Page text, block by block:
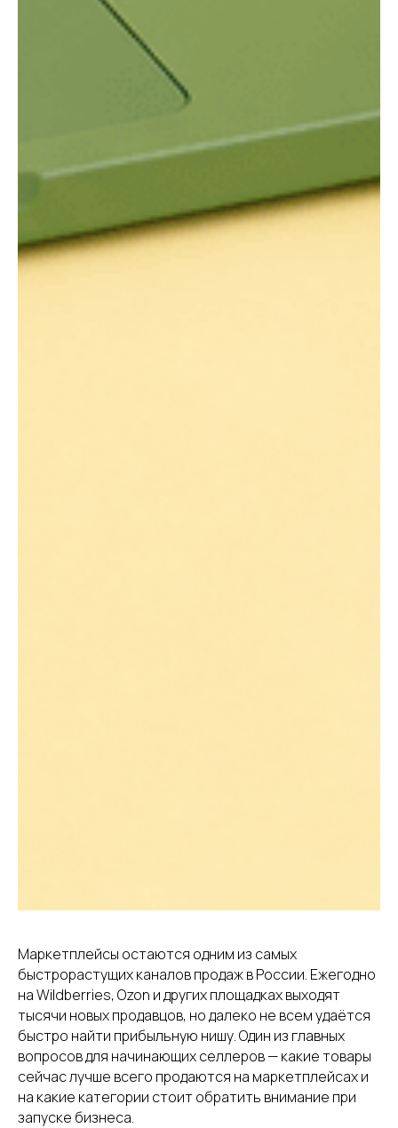
Маркетплейсы остаются одним из самых
быстрорастущих каналов продаж в России. Ежегодно
на Wildberries, Ozon и других площадках выходят
тысячи новых продавцов, но далеко не всем удаётся
быстро найти прибыльную нишу. Один из главных
вопросов для начинающих селлеров — какие товары
сейчас лучше всего продаются на маркетплейсах и
на какие категории стоит обратить внимание при
запуске бизнеса.